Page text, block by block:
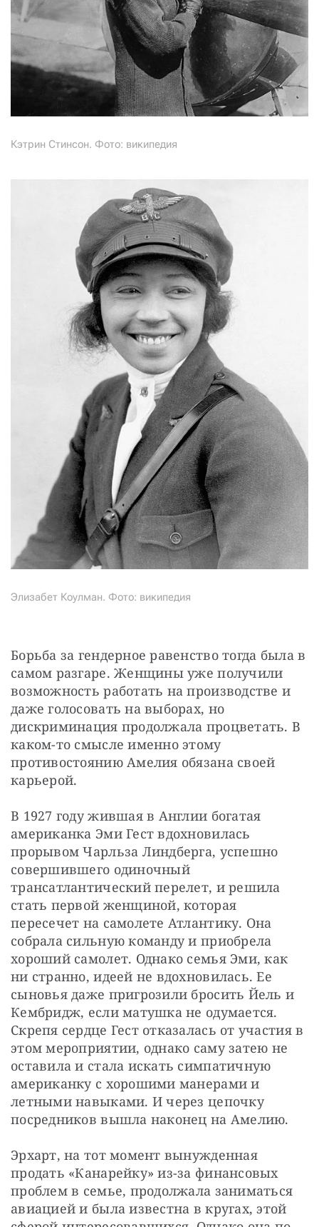
Кэтрин Стинсон. Фото: википедия
Элизабет Коулман. Фото: википедия
Борьба за гендерное равенство тогда была в
самом разгаре. Женщины уже получили
возможность работать на производстве и
даже голосовать на выборах, но
дискриминация продолжала процветать. В
каком-то смысле именно этому
противостоянию Амелия обязана своей
карьерой.
В 1927 году жившая в Англии богатая
американка Эми Гест вдохновилась
прорывом Чарльза Линдберга, успешно
совершившего одиночный
трансатлантический перелет, и решила
стать первой женщиной, которая
пересечет на самолете Атлантику. Она
собрала сильную команду и приобрела
хороший самолет. Однако семья Эми, как
ни странно, идеей не вдохновилась. Ее
сыновья даже пригрозили бросить Йель и
Кембридж, если матушка не одумается.
Скрепя сердце Гест отказалась от участия в
этом мероприятии, однако саму затею не
оставила и стала искать симпатичную
американку с хорошими манерами и
летными навыками. И через цепочку
посредников вышла наконец на Амелию.
Эрхарт, на тот момент вынужденная
продать «Канарейку» из-за финансовых
проблем в семье, продолжала заниматься
авиацией и была известна в кругах, этой